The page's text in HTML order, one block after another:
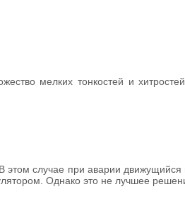
мелких тонкостей и
этом случае при аварии
Однако это не лучшее